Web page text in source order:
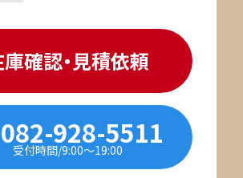
確認・見積依頼
082-928-5511
受付時間/9:00〜19:00